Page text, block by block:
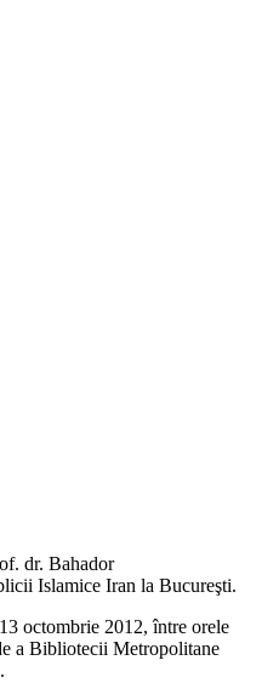
dr. Bahador
Islamice Iran la Bucureşti.
octombrie 2012, între orele
a Bibliotecii Metropolitane